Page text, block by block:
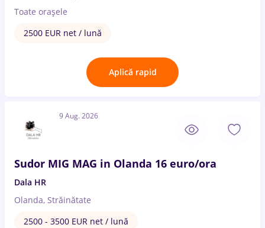
Toate oraşele
2500 EUR net / lună
Aplică rapid
9 Aug. 2026
Sudor MIG MAG in Olanda 16 euro/ora
Dala HR
Olanda, Străinătate
2500 - 3500 EUR net / lună